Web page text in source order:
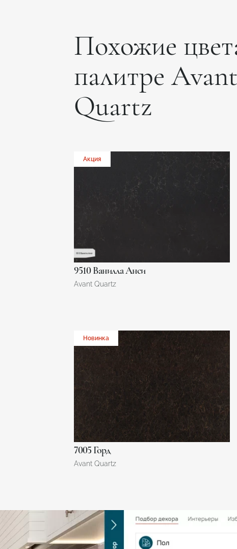
Похожие
палитре Avant
Quartz
Акция
9510 Ванилла Анси
Avant Quartz
Новинка
7005 Горд
Avant Quartz